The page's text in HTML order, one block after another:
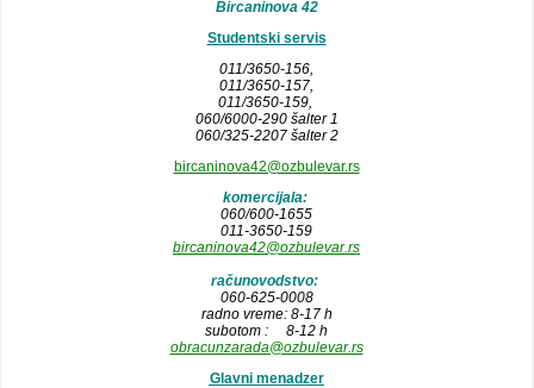
Bircaninova 42
Studentski servis
011/3650-156,
011/3650-157
011/3650-159,
060/6000-290 šalter 1
060/325-2207 šalter 2
bircaninova42@ozbulevar.rs
komercijala:
060/600-1655
011-3650-159
bircaninova42@ozbulevar.rs
računovodstvo:
060-625-0008
radno vreme: 8-17 h
subotom : 8-12 h
obracunzarada@ozbulevar.rs
Glavni menadzer